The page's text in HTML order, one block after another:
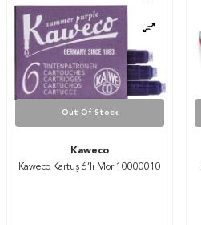
Out Of Stock
Kaweco
Kaweco Kartuş 6’lı Mor 10000010